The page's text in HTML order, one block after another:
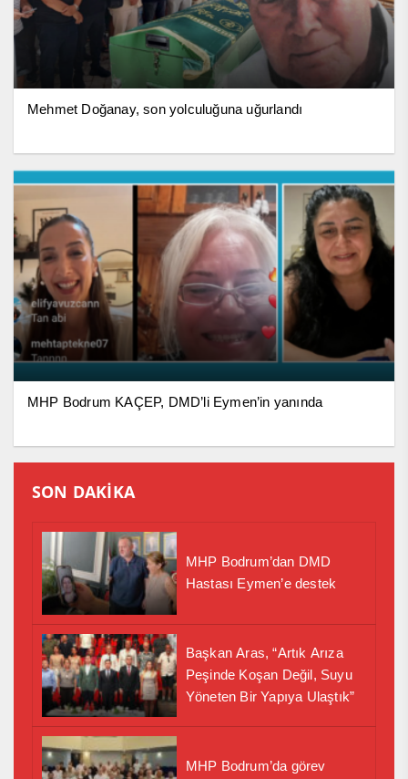
Mehmet Doğanay, son yolculuğuna uğurlandı
MHP Bodrum KAÇEP, DMD’li Eymen’in yanında
SON DAKİKA
MHP Bodrum’dan DMD
Hastası Eymen’e destek
Başkan Aras, “Artık Arıza
Peşinde Koşan Değil, Suyu
Yöneten Bir Yapıya Ulaştık”
MHP Bodrum’da görev